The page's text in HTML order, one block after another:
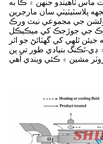
ماس ​​ٺاهيندو جنهن ۾ ڪا به
پلاسٽيٽيٽي سان مارجرين
جي مجموعي نيٽ ورڪ
جي جوڙجڪ کي ميڪيڪل
ٿلهي کي گهٽائڻ جو اثر
ٿڪنگ بنيادي طور تي پن